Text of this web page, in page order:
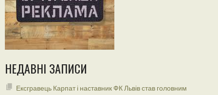
НЕДАВНІ ЗАПИСИ
Ексгравець Карпат і наставник ФК Львів став головним